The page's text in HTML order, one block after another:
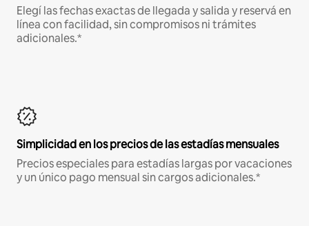
Elegí las fechas exactas de llegada y salida y reservá en
línea con facilidad, sin compromisos ni trámites
adicionales.*
Simplicidad en los precios de las estadías mensuales
Precios especiales para estadías largas por vacaciones
y un único pago mensual sin cargos adicionales.*